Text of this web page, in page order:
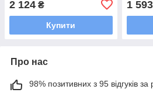
2 124 ₴
Купити
1 593
Про нас
98% позитивних з 95 відгуків за